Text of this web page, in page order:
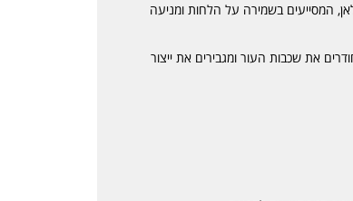
המסייעים בשמירה על הלחות ומניעה
את שכבות העור ומגבירים את ייצור